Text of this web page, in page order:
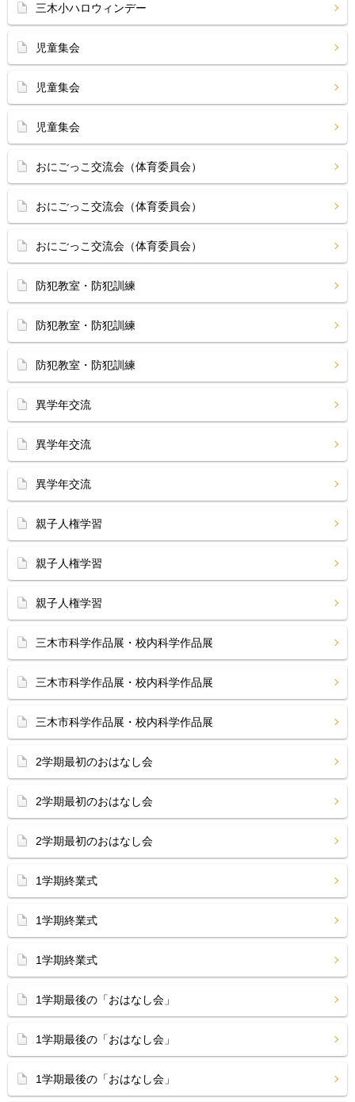
三木小ハロウィンデー
児童集会
児童集会
児童集会
おにごっこ交流会（体育委員会）
おにごっこ交流会（体育委員会）
おにごっこ交流会（体育委員会）
防犯教室・防犯訓練
防犯教室・防犯訓練
防犯教室・防犯訓練
異学年交流
異学年交流
異学年交流
親子人権学習
親子人権学習
親子人権学習
三木市科学作品展・校内科学作品展
三木市科学作品展・校内科学作品展
三木市科学作品展・校内科学作品展
2学期最初のおはなし会
2学期最初のおはなし会
2学期最初のおはなし会
1学期終業式
1学期終業式
1学期終業式
1学期最後の「おはなし会」
1学期最後の「おはなし会」
1学期最後の「おはなし会」